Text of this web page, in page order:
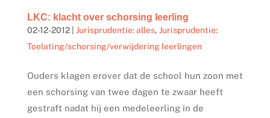
LKC: klacht over schorsing leerling
02-12-2012| Jurisprudentie: alles, Jurisprudentie:
Toelating/schorsing/verwijdering leerlingen
Ouders klagen erover dat de school hun zoon met
een schorsing van twee dagen te zwaar heeft
gestraft nadat hij een medeleerling in de